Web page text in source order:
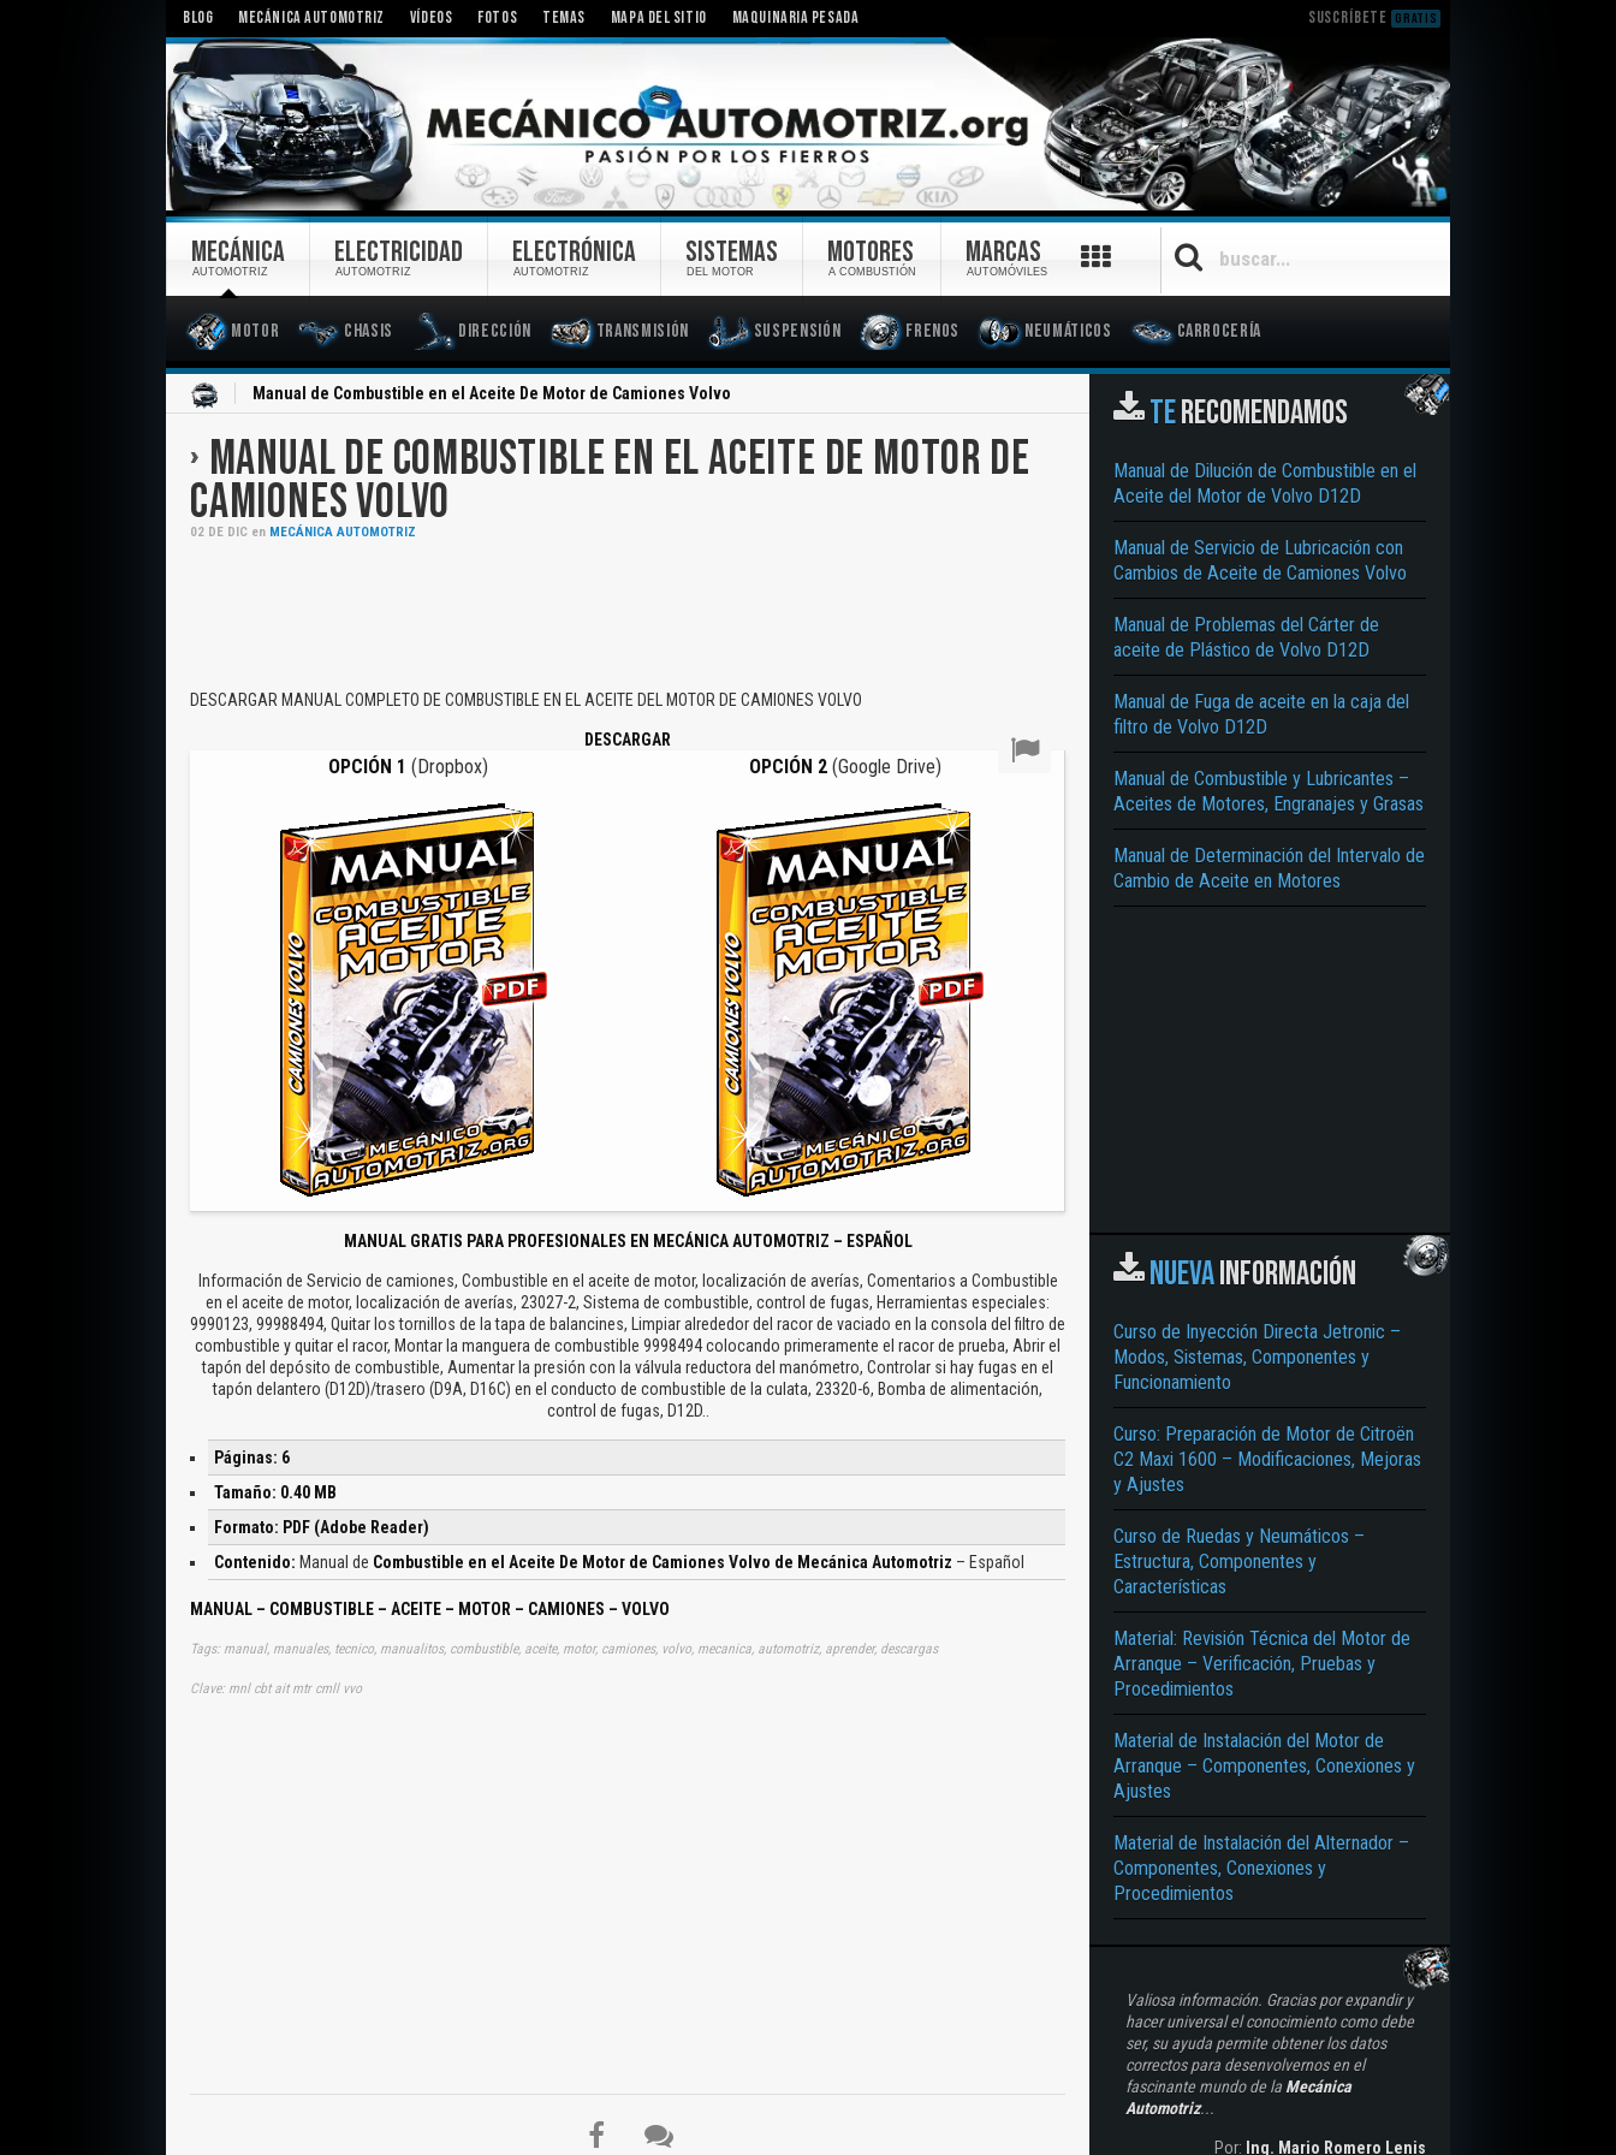
BLOG MECÁNICA AUTOMOTRIZ VÍDEOS FOTOS TEMAS MAPA DEL SITIO MAQUINARIA PESADA SUSCRÍBETE GRATIS
MECÁNICA
AUTOMOTRIZ
Motor Chasis Dirección Transmisión Suspensión Frenos Neumáticos Carrocería
ELECTRICIDAD
AUTOMOTRIZ
ELECTRÓNICA
AUTOMOTRIZ
SISTEMAS
DEL MOTOR
MOTORES
A COMBUSTIÓN
MARCAS
AUTOMÓVILES
Manual de Combustible en el Aceite De Motor de Camiones Volvo
MANUAL DE COMBUSTIBLE EN EL ACEITE DE MOTOR DE
CAMIONES VOLVO
02 DE DIC en MECÁNICA AUTOMOTRIZ
DESCARGAR MANUAL COMPLETO DE COMBUSTIBLE EN EL ACEITE DEL MOTOR DE CAMIONES VOLVO
DESCARGAR
OPCIÓN 1 (Dropbox) OPCIÓN 2 (Google Drive)
MANUAL GRATIS PARA PROFESIONALES EN MECÁNICA AUTOMOTRIZ – ESPAÑOL
Información de Servicio de camiones, Combustible en el aceite de motor, localización de averías, Comentarios a Combustible
en el aceite de motor, localización de averías, 23027-2, Sistema de combustible, control de fugas, Herramientas especiales:
9990123, 99988494, Quitar los tornillos de la tapa de balancines, Limpiar alrededor del racor de vaciado en la consola del filtro de
combustible y quitar el racor, Montar la manguera de combustible 9998494 colocando primeramente el racor de prueba, Abrir el
tapón del depósito de combustible, Aumentar la presión con la válvula reductora del manómetro, Controlar si hay fugas en el
tapón delantero (D12D)/trasero (D9A, D16C) en el conducto de combustible de la culata, 23320-6, Bomba de alimentación,
control de fugas, D12D..
Páginas: 6
Tamaño: 0.40 MB
Formato: PDF (Adobe Reader)
Contenido: Manual de Combustible en el Aceite De Motor de Camiones Volvo de Mecánica Automotriz – Español
MANUAL – COMBUSTIBLE – ACEITE – MOTOR – CAMIONES – VOLVO
Tags: manual, manuales, tecnico, manualitos, combustible, aceite, motor, camiones, volvo, mecanica, automotriz, aprender, descargas
Clave: mnl cbt ait mtr cmll vvo
TERECOMENDAMOS
Manual de Dilución de Combustible en el
Aceite del Motor de Volvo D12D
Manual de Servicio de Lubricación con
Cambios de Aceite de Camiones Volvo
Manual de Problemas del Cárter de
aceite de Plástico de Volvo D12D
Manual de Fuga de aceite en la caja del
filtro de Volvo D12D
Manual de Combustible y Lubricantes –
Aceites de Motores, Engranajes y Grasas
Manual de Determinación del Intervalo de
Cambio de Aceite en Motores
NUEVAINFORMACIÓN
Curso de Inyección Directa Jetronic –
Modos, Sistemas, Componentes y
Funcionamiento
Curso: Preparación de Motor de Citroën
C2 Maxi 1600 – Modificaciones, Mejoras
y Ajustes
Curso de Ruedas y Neumáticos –
Estructura, Componentes y
Características
Material: Revisión Técnica del Motor de
Arranque – Verificación, Pruebas y
Procedimientos
Material de Instalación del Motor de
Arranque – Componentes, Conexiones y
Ajustes
Material de Instalación del Alternador –
Componentes, Conexiones y
Procedimientos
Valiosa información. Gracias por expandir y
hacer universal el conocimiento como debe
ser, su ayuda permite obtener los datos
correctos para desenvolvernos en el
fascinante mundo de la Mecánica
Automotriz...
Por: Ing. Mario Romero Lenis